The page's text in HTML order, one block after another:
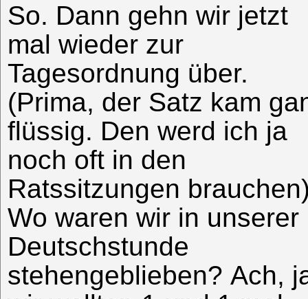
So. Dann gehn wir jetzt
mal wieder zur
Tagesordnung über.
(Prima, der Satz kam
flüssig. Den werd ich ja
noch oft in den
Ratssitzungen
Wo waren wir in unserer
Deutschstunde
stehengeblieben? Ach,